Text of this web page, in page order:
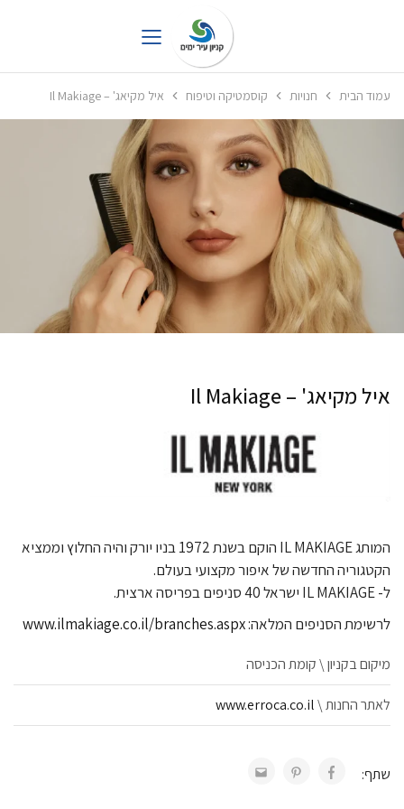
עמוד הבית חנויות קוסמטיקה וטיפוח איל מקיאג' – Il Makiage
איל מקיאג' – Il Makiage
המותג IL MAKIAGE הוקם בשנת 1972 בניו יורק והיה החלוץ וממציא
הקטגוריה החדשה של איפור מקצועי בעולם.
ל- IL MAKIAGE ישראל 40 סניפים בפריסה ארצית.
לרשימת הסניפים המלאה:www.ilmakiage.co.il/branches.aspx
מיקום בקניון \ קומת הכניסה
לאתר החנות \www.erroca.co.il
שתף: